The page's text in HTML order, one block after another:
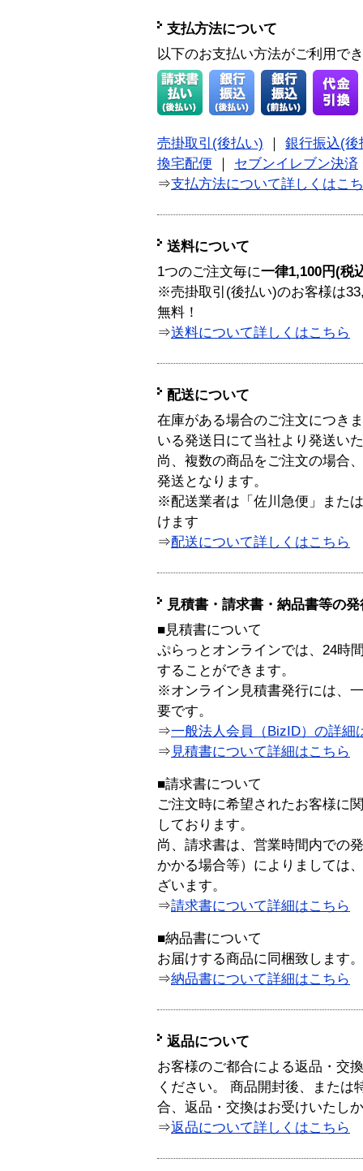
支払方法について
以下のお支払い方法がご利用で
売掛取引(後払い)
銀行振込(後
換宅配便
セブンイレブン決済
⇒支払方法について詳しくはこ
送料について
1つのご注文毎に一律1,100円(税
※売掛取引(後払い)のお客様は
無料！
⇒送料について詳しくはこちら
配送について
在庫がある場合のご注文につき
いる発送日にて当社より発送い
尚、複数の商品をご注文の場合
発送となります。
※配送業者は「佐川急便」また
けます
⇒配送について詳しくはこちら
見積書・請求書・納品書等の
■見積書について
ぷらっとオンラインでは、24時
することができます。
※オンライン見積書発行には、
要です。
⇒一般法人会員（BizID）の詳細
⇒ 見積書について詳細はこちら
■請求書について
ご注文時に希望されたお客様に
しております。
尚、請求書は、営業時間内での
かかる場合等）によりましては
ざいます。
⇒請求書について詳細はこちら
■納品書について
お届けする商品に同梱致します。
⇒納品書について詳細はこちら
返品について
お客様のご都合による返品・交
ください。 商品開封後、または
合、返品・交換はお受けいたし
⇒返品について詳しくはこちら